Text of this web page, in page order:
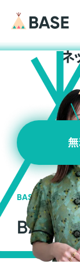
ネ
BASEの強み
BASE